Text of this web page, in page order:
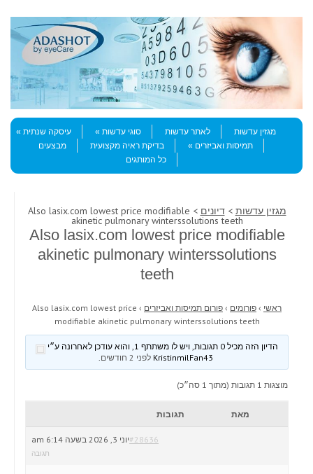
Menu
Skip to content
מגזין עדשות
לאתר עדשות סוגי עדשות
עיסקה שנתית
תמיסות ואביזרים
בדיקת ראיה מקצועית
מבצעים
כל המותגים
מגזין עדשות >דיונים > Also lasix.com lowest price modifiable
akinetic pulmonary winterssolutions teeth
Also lasix.com lowest price modifiable
akinetic pulmonary winterssolutions
teeth
ראשי › פורומים › פורום תמיסות ואביזרים ›
Also lasix.com lowest price
modifiable akinetic pulmonary winterssolutions teeth
הדיון הזה מכיל 0 תגובות, ויש לו משתתף 1, והוא עודכן לאחרונה ע״י
לפני 2 חודשים .
מוצגות 1 תגובות (מתוך 1 סה״כ)
מאת תגובות
יוני 3, 2026 בשעה 6:14 am#28636
תגובה